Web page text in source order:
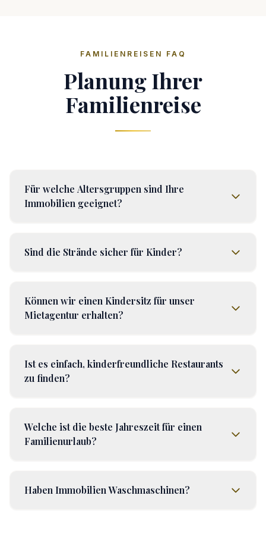
FAMILIENREISEN FAQ
Planung Ihrer
Familienreise
Für welche Altersgruppen sind Ihre
Immobilien geeignet?
Sind die Strände sicher für Kinder?
Können wir einen Kindersitz für unser
Mietagentur erhalten?
Ist es einfach, kinderfreundliche Restaurants
zu finden?
Welche ist die beste Jahreszeit für einen
Familienurlaub?
Haben Immobilien Waschmaschinen?